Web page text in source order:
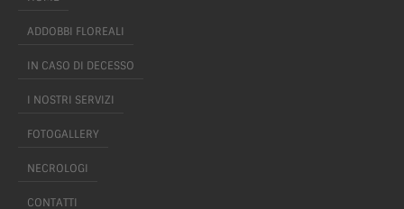
ADDOBBI FLOREALI
IN CASO DI DECESSO
I NOSTRI SERVIZI
FOTOGALLERY
NECROLOGI
CONTATTI